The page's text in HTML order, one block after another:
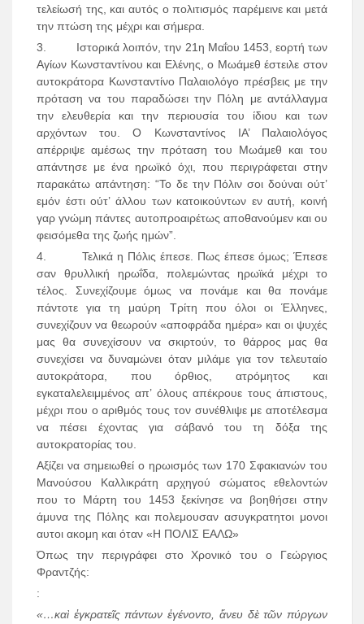
τελείωσή της, και αυτός ο πολιτισμός παρέμεινε και μετά
την πτώση της μέχρι και σήμερα.
3. Ιστορικά λοιπόν, την 21η Μαΐου 1453, εορτή των
Αγίων Κωνσταντίνου και Ελένης, ο Μωάμεθ έστειλε στον
αυτοκράτορα Κωνσταντίνο Παλαιολόγο πρέσβεις με την
πρόταση να του παραδώσει την Πόλη με αντάλλαγμα
την ελευθερία και την περιουσία του ίδιου και των
αρχόντων του. Ο Κωνσταντίνος ΙΑ’ Παλαιολόγος
απέρριψε αμέσως την πρόταση του Μωάμεθ και του
απάντησε με ένα ηρωϊκό όχι, που περιγράφεται στην
παρακάτω απάντηση: “Το δε την Πόλιν σοι δούναι ούτ’
εμόν έστι ούτ’ άλλου των κατοικούντων εν αυτή, κοινή
γαρ γνώμη πάντες αυτοπροαιρέτως αποθανούμεν και ου
φεισόμεθα της ζωής ημών”.
4. Τελικά η Πόλις έπεσε. Πως έπεσε όμως; Έπεσε
σαν θρυλλική ηρωΐδα, πολεμώντας ηρωϊκά μέχρι το
τέλος. Συνεχίζουμε όμως να πονάμε και θα πονάμε
πάντοτε για τη μαύρη Τρίτη που όλοι οι Έλληνες,
συνεχίζουν να θεωρούν «αποφράδα ημέρα» και οι ψυχές
μας θα συνεχίσουν να σκιρτούν, το θάρρος μας θα
συνεχίσει να δυναμώνει όταν μιλάμε για τον τελευταίο
αυτοκράτορα, που όρθιος, ατρόμητος και
εγκαταλελειμμένος απ’ όλους απέκρουε τους άπιστους,
μέχρι που ο αριθμός τους τον συνέθλιψε με αποτέλεσμα
να πέσει έχοντας για σάβανό του τη δόξα της
αυτοκρατορίας του.
Αξίζει να σημειωθεί ο ηρωισμός των 170 Σφακιανών του
Μανούσου Καλλικράτη αρχηγού σώματος εθελοντών
που το Μάρτη του 1453 ξεκίνησε να βοηθήσει στην
άμυνα της Πόλης και πολεμουσαν ασυγκρατητοι μονοι
αυτοι ακομη και όταν «Η ΠΟΛΙΣ ΕΑΛΩ»
Όπως την περιγράφει στο Χρονικό του ο Γεώργιος
Φραντζής:
:
«…καὶ ἐγκρατεῖς πάντων ἐγένοντο, ἄνευ δὲ τῶν πύργων